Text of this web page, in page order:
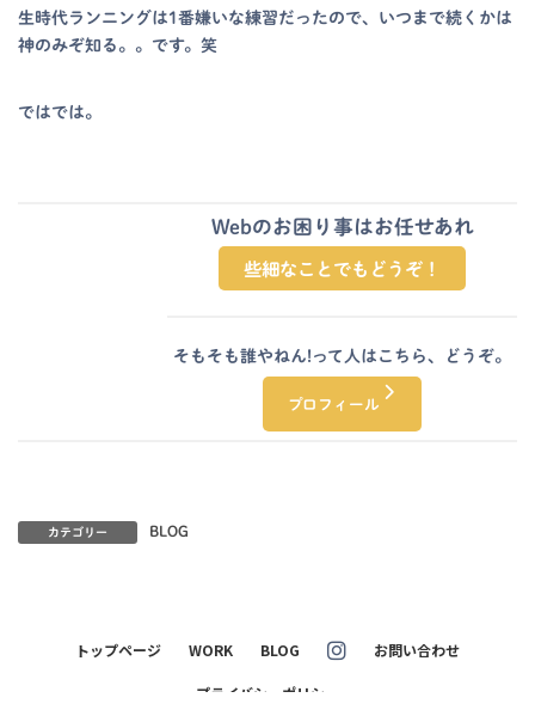
生時代ランニングは1番嫌いな練習だったので、いつまで続くかは
神のみぞ知る。。です。笑
ではでは。
Webのお困り事はお任せあれ
些細なことでもどうぞ！
リ
そもそも誰やねん!って人はこちら、どうぞ。
プロフィール
ー
カテゴリー BLOG
トップページ WORK BLOG お問い合わせ
プライバシーポリシー